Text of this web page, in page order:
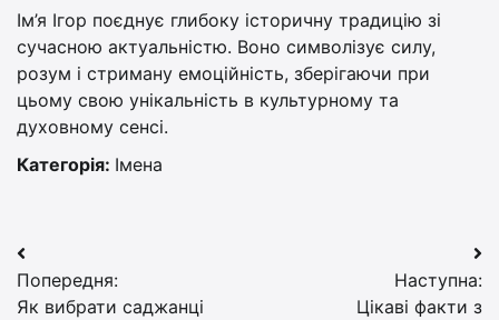
Ім’я Ігор поєднує глибоку історичну традицію зі
сучасною актуальністю. Воно символізує силу,
розум і стриману емоційність, зберігаючи при
цьому свою унікальність в культурному та
духовному сенсі.
Категорія: Імена
Навігація
записів
Попередня:
Як вибрати саджанці
Наступна:
Цікаві факти з